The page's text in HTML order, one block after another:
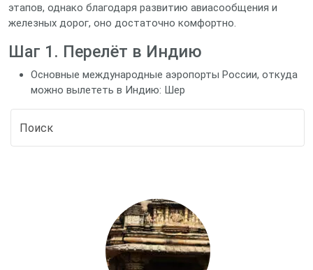
этапов, однако благодаря развитию авиасообщения и
железных дорог, оно достаточно комфортно.
Шаг 1. Перелёт в Индию
Основные международные аэропорты России, откуда
можно вылететь в Индию: Шер